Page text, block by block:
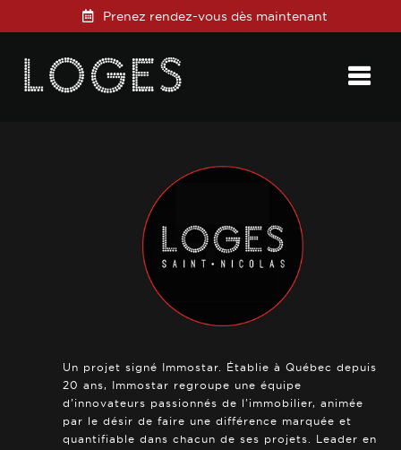
Prenez rendez-vous dès maintenant
Un projet signé Immostar. Établie à Québec depuis
20 ans, Immostar regroupe une équipe
d’innovateurs passionnés de l’immobilier, animée
par le désir de faire une différence marquée et
quantifiable dans chacun de ses projets. Leader en